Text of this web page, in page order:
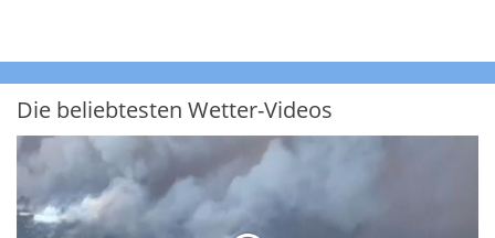
Die beliebtesten Wetter-Videos